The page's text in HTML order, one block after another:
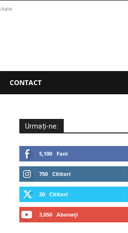
CONTACT
Urmați-ne:
5,100 Fani
750 Cititori
20 Cititori
3,050 Abonați